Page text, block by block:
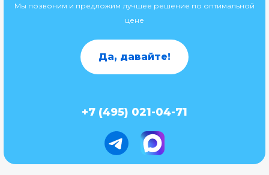
Мы позвоним и предложим лучшее решение по оптимальной
цене
Да, давайте!
+7 (495) 021-04-71